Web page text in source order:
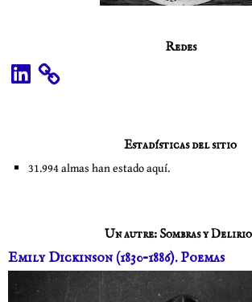
Redes
LinkedIn
Estadísticas del sitio
31.994 almas han estado aquí.
Un autre: Sombras y
Emily Dickinson (1830–1886). Poemas